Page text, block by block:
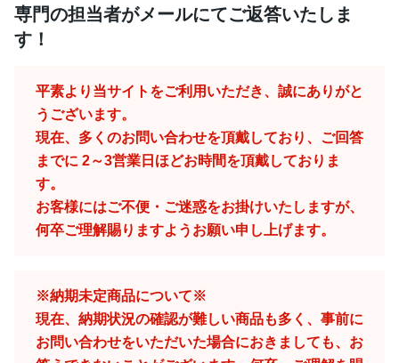
専門の担当者がメールにてご返答いたしま
す！
平素より当サイトをご利用いただき、誠にありがと
うございます。
現在、多くのお問い合わせを頂戴しており、ご回答
までに 2～3営業日ほどお時間を頂戴しておりま
す。
お客様にはご不便・ご迷惑をお掛けいたしますが、
何卒ご理解賜りますようお願い申し上げます。
※納期未定商品について※
現在、納期状況の確認が難しい商品も多く、事前に
お問い合わせをいただいた場合におきましても、お